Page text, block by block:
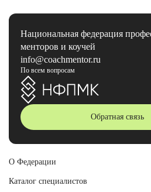
Национальная федерация
менторов и коучей
info@coachmentor.ru
По всем вопросам
Обратная связь
О Федерации
Каталог специалистов